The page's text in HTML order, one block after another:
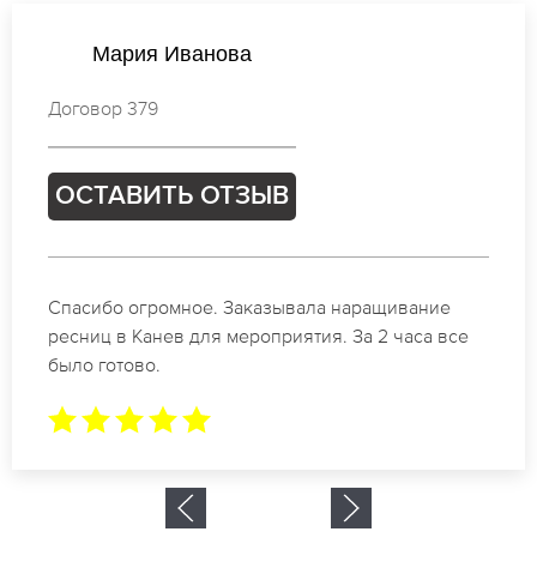
Екатерина Кузнецова
Договор 206
ОСТАВИТЬ ОТЗЫВ
Идеальные мастера своего дела по наращиванию
ресниц в Канев. Великолепный результат. Буду
обращаться еще.